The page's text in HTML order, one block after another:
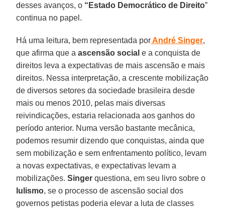
desses avanços, o “Estado Democrático de Direito”
continua no papel.
Há uma leitura, bem representada porAndré Singer,
que afirma que aascensão social e a conquista de
direitos leva a expectativas de mais ascensão e mais
direitos. Nessa interpretação, a crescente mobilização
de diversos setores da sociedade brasileira desde
mais ou menos 2010, pelas mais diversas
reivindicações, estaria relacionada aos ganhos do
período anterior. Numa versão bastante mecânica,
podemos resumir dizendo que conquistas, ainda que
sem mobilização e sem enfrentamento político, levam
a novas expectativas, e expectativas levam a
mobilizações.Singer questiona, em seu livro sobre o
lulismo, se o processo de ascensão social dos
governos petistas poderia elevar a luta de classes